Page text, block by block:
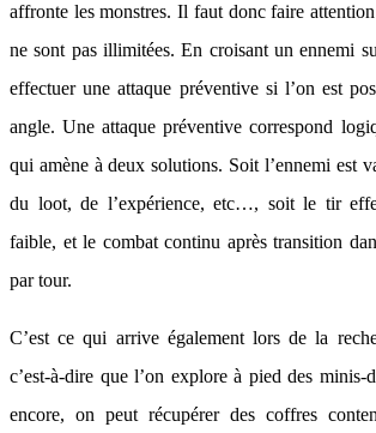
affronte les monstres. Il faut donc faire
ne sont pas illimitées. En croisant un ennemi
effectuer une attaque préventive si l’on est
angle. Une attaque préventive correspond
qui amène à deux solutions. Soit l’ennemi est
du loot, de l’expérience, etc…, soit le tir
faible, et le combat continu après transition
par tour.
C’est ce qui arrive également lors de la
c’est-à-dire que l’on explore à pied des minis-
encore, on peut récupérer des coffres